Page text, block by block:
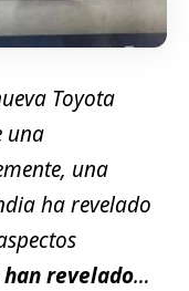
Toyota
una
una
ha revelado
revelado…